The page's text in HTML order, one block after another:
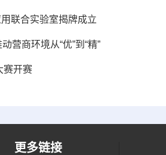
联合实验室揭牌成立
营商环境从“优”到“精”
赛开赛
更多链接